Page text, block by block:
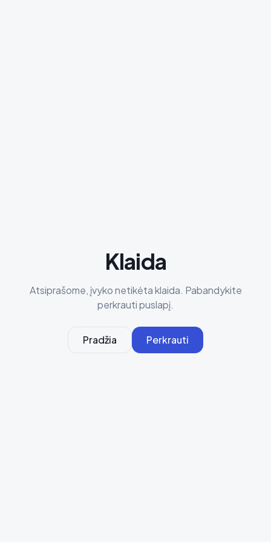
Klaida
Atsiprašome, įvyko netikėta klaida. Pabandykite
perkrauti puslapį.
Pradžia Perkrauti